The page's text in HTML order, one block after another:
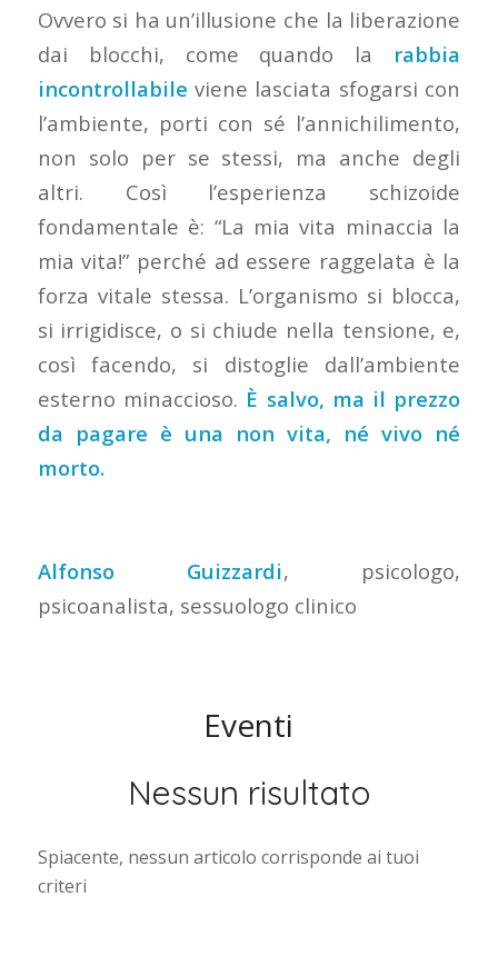
Ovvero si ha un’illusione che la liberazione
dai blocchi, come quando la rabbia
incontrollabile viene lasciata sfogarsi con
l’ambiente, porti con sé l’annichilimento,
non solo per se stessi, ma anche degli
altri. Così l’esperienza schizoide
fondamentale è: “La mia vita minaccia la
mia vita!” perché ad essere raggelata è la
forza vitale stessa. L’organismo si blocca,
si irrigidisce, o si chiude nella tensione, e,
così facendo, si distoglie dall’ambiente
esterno minaccioso. È salvo, ma il prezzo
da pagare è una non vita, né vivo né
morto.
Alfonso Guizzardi, psicologo,
psicoanalista, sessuologo clinico
Eventi
Nessun risultato
Spiacente, nessun articolo corrisponde ai tuoi
criteri